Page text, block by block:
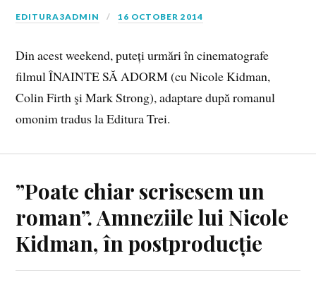
EDITURA3ADMIN 16 OCTOBER 2014
Din acest weekend, puteți urmări în cinematografe
filmul ÎNAINTE SĂ ADORM (cu Nicole Kidman,
Colin Firth şi Mark Strong), adaptare după romanul
omonim tradus la Editura Trei.
”Poate chiar scrisesem un
roman”. Amneziile lui Nicole
Kidman, în postproducție